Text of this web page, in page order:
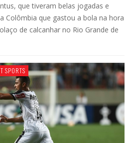
que tiveram belas jogadas e
Colômbia que gastou a bola na hora
de calcanhar no Rio Grande de
SPORTS